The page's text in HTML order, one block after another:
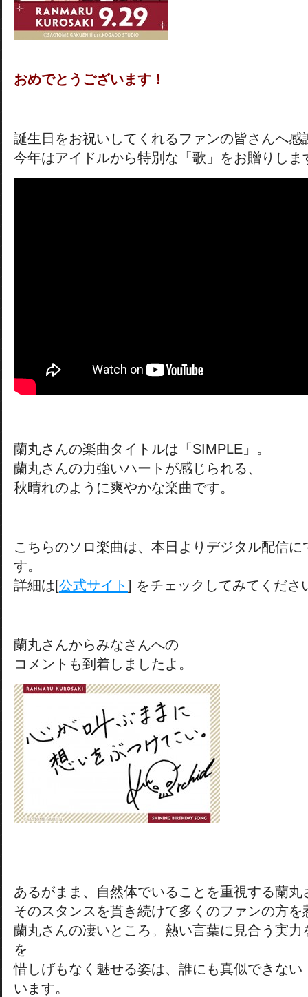
おめでとうございます！
誕生日をお祝いしてくれるファンの皆さんへ
今年はアイドルから特別な「歌」をお贈りしま
蘭丸さんの楽曲タイトルは「SIMPLE」。
蘭丸さんの力強いハートが感じられる、
秋晴れのように爽やかな楽曲です。
こちらのソロ楽曲は、本日よりデジタル配信
す。
詳細は[公式サイト ] をチェックしてみてくださ
蘭丸さんからみなさんへの
コメントも到着しましたよ。
あるがまま、自然体でいることを重視する蘭丸
そのスタンスを貫き続けて多くのファンの方を
蘭丸さんの凄いところ。熱い言葉に見合う実
を
惜しげもなく魅せる姿は、誰にも真似できな
います。